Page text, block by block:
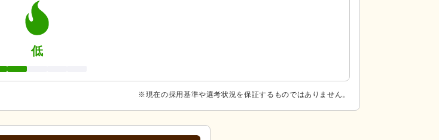
低
※現在の採用基準や選考状況を保証するものではありません。